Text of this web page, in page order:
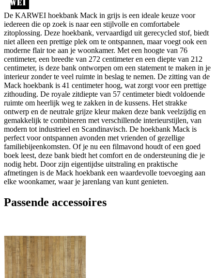
De KARWEI hoekbank Mack in grijs is een ideale keuze voor
iedereen die op zoek is naar een stijlvolle en comfortabele
zitoplossing. Deze hoekbank, vervaardigd uit gerecycled stof, biedt
niet alleen een prettige plek om te ontspannen, maar voegt ook een
moderne flair toe aan je woonkamer. Met een hoogte van 76
centimeter, een breedte van 272 centimeter en een diepte van 212
centimeter, is deze bank ontworpen om een statement te maken in je
interieur zonder te veel ruimte in beslag te nemen. De zitting van de
Mack hoekbank is 41 centimeter hoog, wat zorgt voor een prettige
zithouding. De royale zitdiepte van 57 centimeter biedt voldoende
ruimte om heerlijk weg te zakken in de kussens. Het strakke
ontwerp en de neutrale grijze kleur maken deze bank veelzijdig en
gemakkelijk te combineren met verschillende interieurstijlen, van
modern tot industrieel en Scandinavisch. De hoekbank Mack is
perfect voor ontspannen avonden met vrienden of gezellige
familiebijeenkomsten. Of je nu een filmavond houdt of een goed
boek leest, deze bank biedt het comfort en de ondersteuning die je
nodig hebt. Door zijn eigentijdse uitstraling en praktische
afmetingen is de Mack hoekbank een waardevolle toevoeging aan
elke woonkamer, waar je jarenlang van kunt genieten.
Passende accessoires